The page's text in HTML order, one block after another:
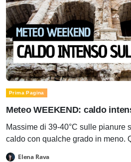
Prima Pagina
Meteo WEEKEND: caldo
Massime di 39-40°C sulle pianure
caldo con qualche grado in meno.
Elena Rava